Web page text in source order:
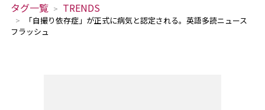
タグ一覧 TRENDS
「自撮り依存症」が正式に病気と認定される。英語多読ニュース
フラッシュ